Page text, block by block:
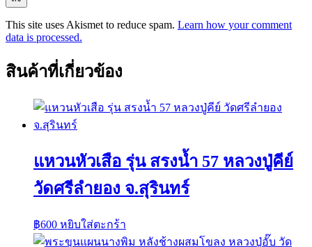
This site uses Akismet to reduce spam. Learn how your comment
data is processed.
สินค้าที่เกี่ยวข้อง
แหวนหัวเสือ รุ่น สรงน้ำ 57 หลวงปู่คีย์
วัดศรีลำยอง จ.สุรินทร์
฿600 หยิบใส่ตะกร้า